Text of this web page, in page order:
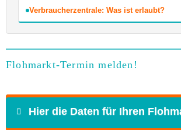
Verbraucherzentrale: Was ist erlaubt?
Flohmarkt-Termin melden!
Hier die Daten für Ihren